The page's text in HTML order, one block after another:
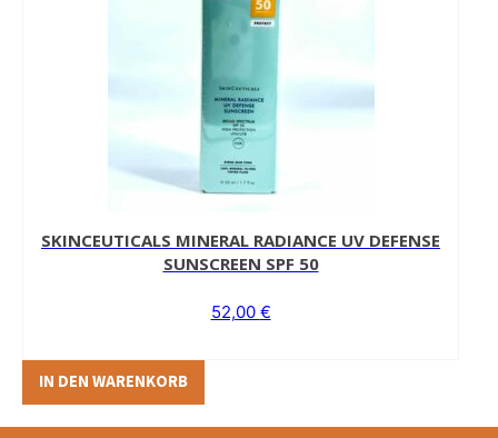
SKINCEUTICALS MINERAL RADIANCE UV DEFENSE
SUNSCREEN SPF 50
52,00 €
IN DEN WARENKORB